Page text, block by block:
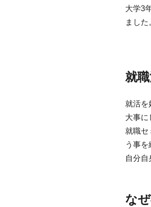
大学3
ました
就
就活を
大事に
就職セ
う事を
自分自
な